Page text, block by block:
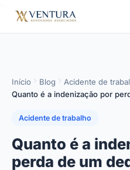
Início Blog
Acidente de
Quanto é a indenização por
Acidente de trabalho
Quanto é a
perda de um